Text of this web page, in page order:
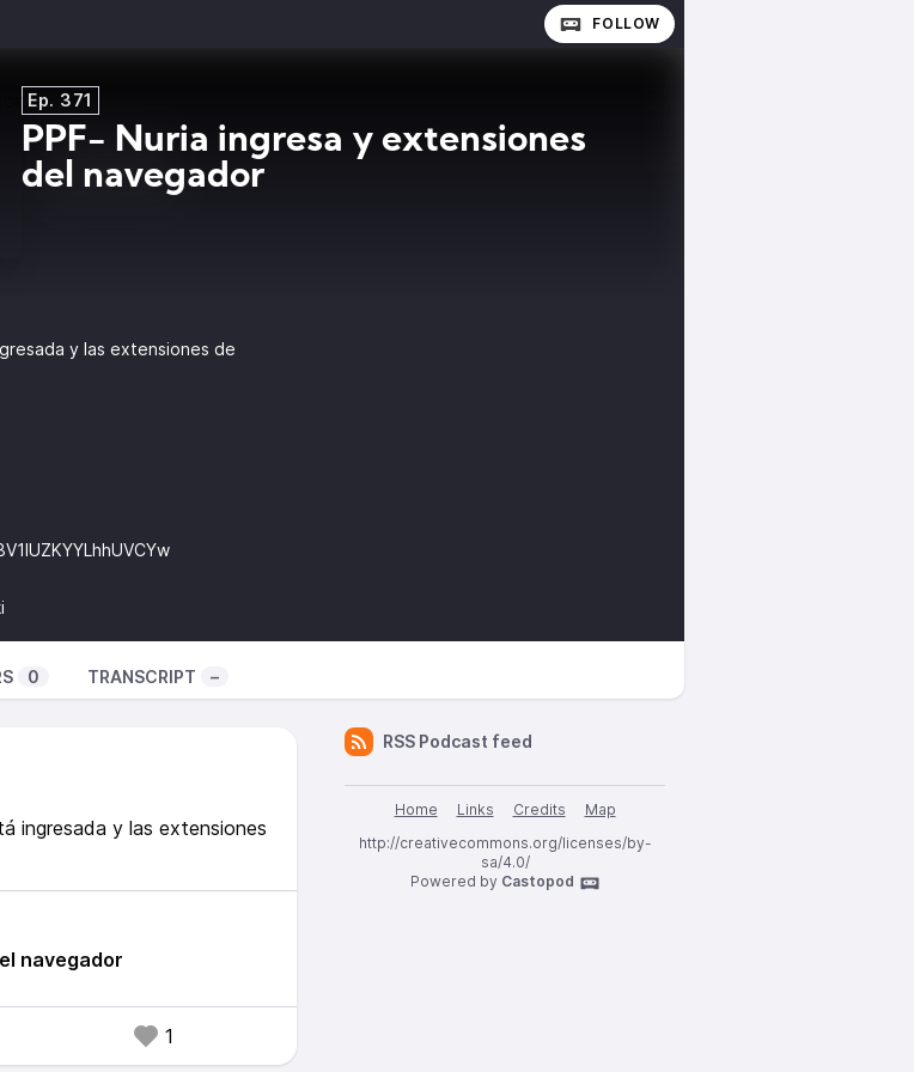
FOLLOW
Ep. 371
PPF- Nuria ingresa y extensiones
del navegador
y las extensiones de
0 TRANSCRIPT –
ingresada y las extensiones
navegador
1
RSS Podcast feed
Home Links Credits
Map
http://creativecommons.org/licenses/by-
sa/4.0/
Powered by Castopod